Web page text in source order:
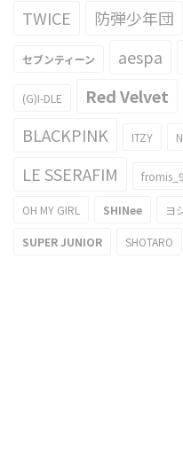
TWICE 防弾少年団
セブンティーン aespa
(G)I-DLE Red Velvet
BLACKPINK ITZY
LE SSERAFIM fromis_9
OH MY GIRL SHINee ヨ
SUPER JUNIOR SHOTARO